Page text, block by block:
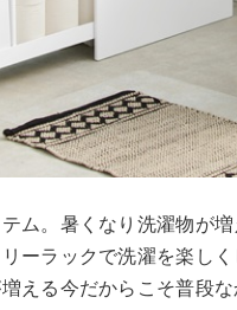
ム。暑くなり洗濯物が
ーラックで洗濯を楽し
える今だからこそ普段